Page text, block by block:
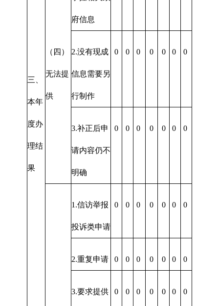
三、
本年
度办
理结
果
（四）
无法提
供
府信息
2.没有现成
信息需要另
行制作
0 0 0 0 0 0 0
3.补正后申
请内容仍不
明确
0 0 0 0 0 0 0
1.信访举报
投诉类申请
0 0 0 0 0 0 0
2.重复申请 0 0 0 0 0 0 0
3.要求提供 0 0 0 0 0 0 0